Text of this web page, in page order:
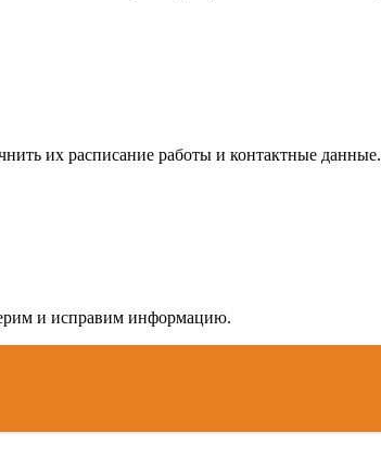
их расписание работы и контактные данные.
и исправим информацию.